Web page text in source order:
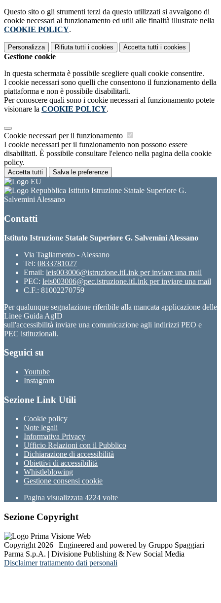
Questo sito o gli strumenti terzi da questo utilizzati si avvalgono di
cookie necessari al funzionamento ed utili alle finalità illustrate nella
COOKIE POLICY.
Personalizza Rifiuta tutti i cookies Accetta tutti i cookies
Gestione cookie
In questa schermata è possibile scegliere quali cookie consentire.
I cookie necessari sono quelli che consentono il funzionamento della
piattaforma e non è possibile disabilitarli.
Per conoscere quali sono i cookie necessari al funzionamento potete
visionare la COOKIE POLICY.
Cookie necessari per il funzionamento
I cookie necessari per il funzionamento non possono essere
disabilitati. È possibile consultare l'elenco nella pagina della cookie
policy.
Accetta tutti Salva le preferenze
Istituto Istruzione Statale Superiore G.
Salvemini Alessano
Contatti
Istituto Istruzione Statale Superiore G. Salvemini Alessano
Via Tagliamento - Alessano
Tel: 0833781027
Email: leis003006@istruzione.itLink per inviare una mail
PEC: leis003006@pec.istruzione.itLink per inviare una mail
C.F.: 81002270759
Per qualunque segnalazione riferibile alla mancata applicazione delle
Linee Guida AgID
sull'accessibilità inviare una comunicazione agli indirizzi PEO e
PEC istituzionali.
Seguici su
Youtube
Instagram
Sezione Link Utili
Cookie policy
Note legali
Informativa Privacy
Ufficio Relazioni con il Pubblico
Dichiarazione di accessibilità
Obiettivi di accessibilità
Whistleblowing
Gestione consensi cookie
Pagina visualizzata 4224 volte
Sezione Copyright
Copyright 2026 | Engineered and powered by Gruppo Spaggiari
Parma S.p.A. | Divisione Publishing & New Social Media
Disclaimer trattamento dati personali